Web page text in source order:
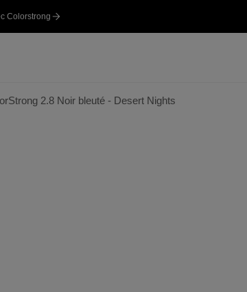
Colorstrong
2.8 Noir bleuté - Desert Nights